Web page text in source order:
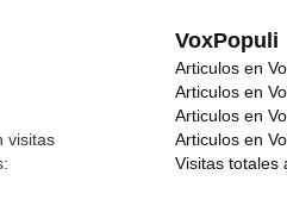
VoxPopuli
visitas
Articulos en
Articulos en
Articulos en
Articulos en
Visitas totales